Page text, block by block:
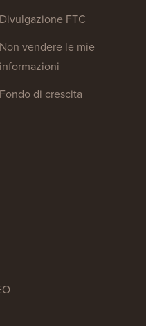
Divulgazione FTC
Non vendere le mie
informazioni
Fondo di crescita